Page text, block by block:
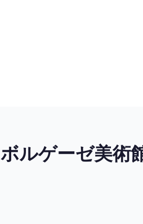
ボルゲーゼ美術